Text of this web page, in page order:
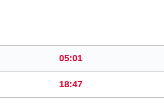
05:01
18:47